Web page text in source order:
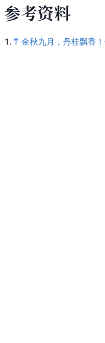
参考资料
1. 金秋九月，丹桂飘香